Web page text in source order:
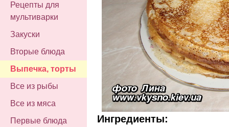
Рецепты для
мультиварки
Закуски
Вторые блюда
Выпечка, торты
Все из рыбы
Все из мяса
Первые блюда
Ингредиенты: